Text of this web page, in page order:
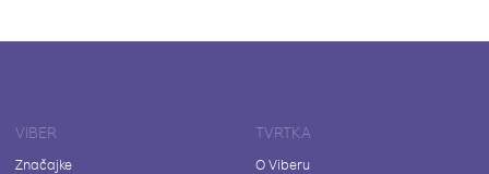
VIBER
Značajke
TVRTKA
O Viberu